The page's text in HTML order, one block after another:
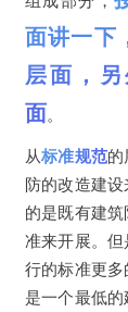
面讲一下
层面，
面。
从标准规范
防的改造建
的是既有建
准来开展。
行的标准更
是一个最低